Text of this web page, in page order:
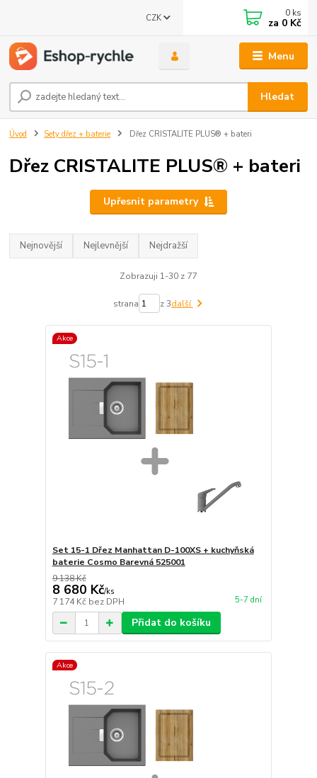
Menu
CZK
Hledat
0 ks
za 0 Kč
Úvod Sety dřez + baterie Dřez CRISTALITE PLUS® + bateri
Dřez CRISTALITE PLUS® + bateri
Upřesnit parametry
Nejnovější Nejlevnější Nejdražší
Zobrazuji 1-30 z 77
strana z 3další
Akce
Set 15-1 Dřez Manhattan D-100XS + kuchyňská
baterie Cosmo Barevná 525001
9 138 Kč
8 680 Kč/ks
7 174 Kč bez DPH 5-7 dní
Přidat do košíku
Akce